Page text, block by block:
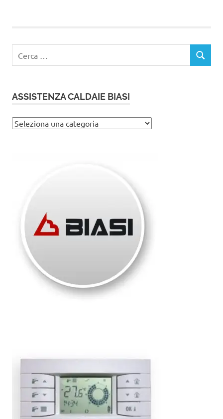
per:
CERCA
ASSISTENZA CALDAIE BIASI
Assistenza